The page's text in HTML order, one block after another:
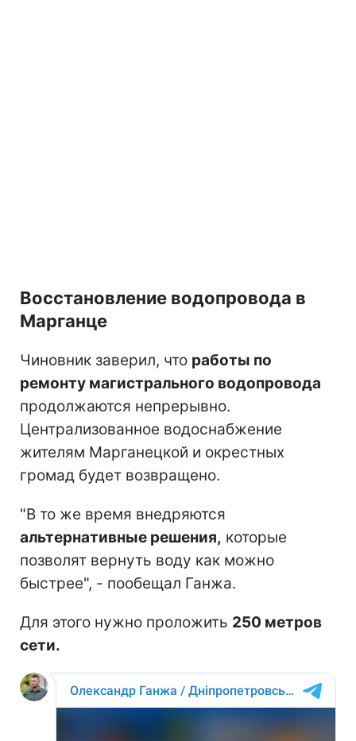
Восстановление водопровода в
Марганце
Чиновник заверил, что работы по
ремонту магистрального водопровода
продолжаются непрерывно.
Централизованное водоснабжение
жителям Марганецкой и окрестных
громад будет возвращено.
"В то же время внедряются
альтернативные решения, которые
позволят вернуть воду как можно
быстрее", - пообещал Ганжа.
Для этого нужно проложить 250 метров
сети.